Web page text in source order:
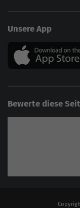
Unsere App
Bewerte diese